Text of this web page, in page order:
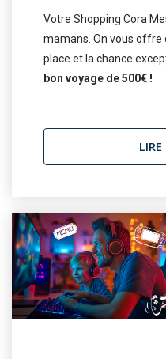
Votre Shopping Cora
mamans. On vous offre
place et la chance
bon voyage de 500€ !